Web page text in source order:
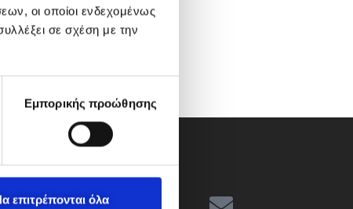
οι οποίοι ενδεχομένως
σε σχέση με την
Εμπορικής προώθησης
επιτρέπονται όλα